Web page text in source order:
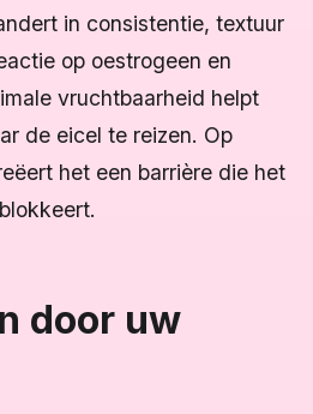
in consistentie, textuur
op oestrogeen en
vruchtbaarheid helpt
de eicel te reizen. Op
het een barrière die het
door uw